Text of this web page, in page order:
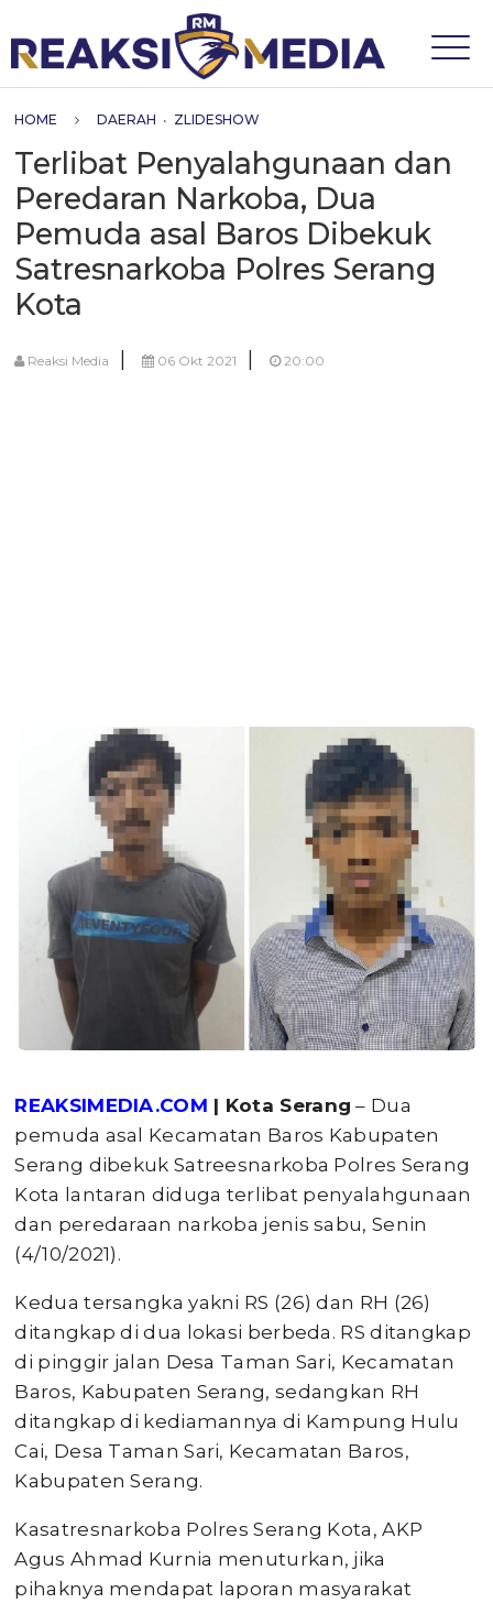
HOME DAERAH • ZLIDESHOW
Terlibat Penyalahgunaan dan
Peredaran Narkoba, Dua
Pemuda asal Baros Dibekuk
Satresnarkoba Polres Serang
Kota
Reaksi Media | 06 Okt 2021 | 20:00
REAKSIMEDIA.COM | Kota Serang – Dua
pemuda asal Kecamatan Baros Kabupaten
Serang dibekuk Satreesnarkoba Polres Serang
Kota lantaran diduga terlibat penyalahgunaan
dan peredaraan narkoba jenis sabu, Senin
(4/10/2021).
Kedua tersangka yakni RS (26) dan RH (26)
ditangkap di dua lokasi berbeda. RS ditangkap
di pinggir jalan Desa Taman Sari, Kecamatan
Baros, Kabupaten Serang, sedangkan RH
ditangkap di kediamannya di Kampung Hulu
Cai, Desa Taman Sari, Kecamatan Baros,
Kabupaten Serang.
Kasatresnarkoba Polres Serang Kota, AKP
Agus Ahmad Kurnia menuturkan, jika
pihaknya mendapat laporan masyarakat